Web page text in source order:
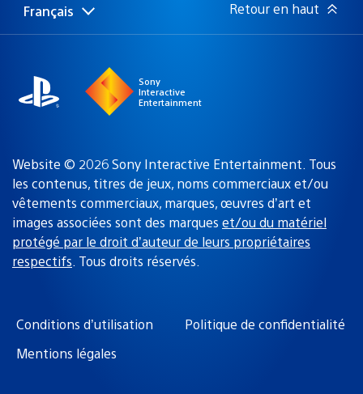
Choisir
une
Région
actuelle
Français Retour en haut
Sony
Interactive
Entertainment
Website © 2026 Sony Interactive Entertainment. Tous
les contenus, titres de jeux, noms commerciaux et/ou
vêtements commerciaux, marques, œuvres d’art et
images associées sont des marques et/ou du matériel
protégé par le droit d’auteur de leurs propriétaires
respectifs. Tous droits réservés.
Conditions d’utilisation
Politique de confidentialité
Mentions légales